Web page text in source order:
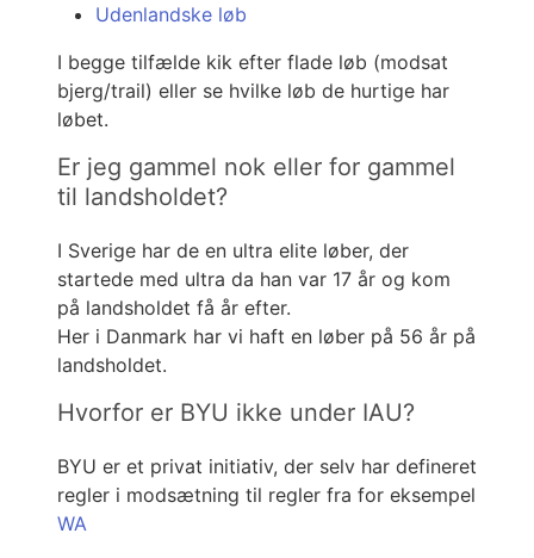
Udenlandske løb
I begge tilfælde kik efter flade løb (modsat
bjerg/trail) eller se hvilke løb de hurtige har
løbet.
Er jeg gammel nok eller for gammel
til landsholdet?
I Sverige har de en ultra elite løber, der
startede med ultra da han var 17 år og kom
på landsholdet få år efter.
Her i Danmark har vi haft en løber på 56 år på
landsholdet.
Hvorfor er BYU ikke under IAU?
BYU er et privat initiativ, der selv har defineret
regler i modsætning til regler fra for eksempel
WA